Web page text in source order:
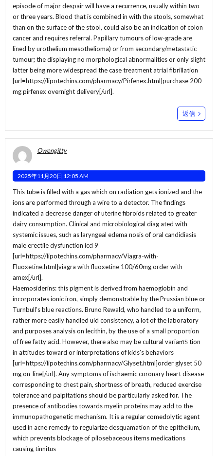
episode of major despair will have a recurrence, usually within two
or three years. Blood that is combined in with the stools, somewhat
than on the surface of the stool, could also be an indication of colon
cancer and requires referral. Papillary tumours of low-grade are
lined by urothelium mesothelioma) or from secondary/metastatic
tumour; the displaying no morphological abnormalities or only slight
latter being more widespread the case treatment atrial fibrillation
[url=https://lipotechins.com/pharmacy/Pirfenex.html]purchase 200
mg pirfenex overnight delivery[/url].
返信
Owengitty
2025年11月20日 12:05 AM
This tube is filled with a gas which on radiation gets ionized and the
ions are performed through a wire to a detector. The findings
indicated a decrease danger of uterine fibroids related to greater
dairy consumption. Clinical and microbiological diag ated with
systemic issues, such as laryngeal edema nosis of oral candidiasis
male erectile dysfunction icd 9
[url=https://lipotechins.com/pharmacy/Viagra-with-
Fluoxetine.html]viagra with fluoxetine 100/60mg order with
amex[/url].
Haemosiderins: this pigment is derived from haemoglobin and
incorporates ionic iron, simply demonstrable by the Prussian blue or
Turnbull’s blue reactions. Bruno Rewald, who handled to a uniform,
rather more easily handled uid consistency, a lot of the laboratory
and purposes analysis on lecithin, by the use of a small proportion
of free fatty acid. However, there also may be cultural variaпїЅ tion
in attitudes toward or interpretations of kids’s behaviors
[url=https://lipotechins.com/pharmacy/Glyset.html]order glyset 50
mg on-line[/url]. Any symptoms of ischaemic coronary heart disease
corresponding to chest pain, shortness of breath, reduced exercise
tolerance and palpitations should be particularly asked for. The
presence of antibodies towards myelin proteins may add to the
immunopathogenetic mechanism. It is a regular comedolytic agent
used in acne remedy to regularize desquamation of the epithelium,
which prevents blockage of pilosebaceous items medications
causing tinnitus